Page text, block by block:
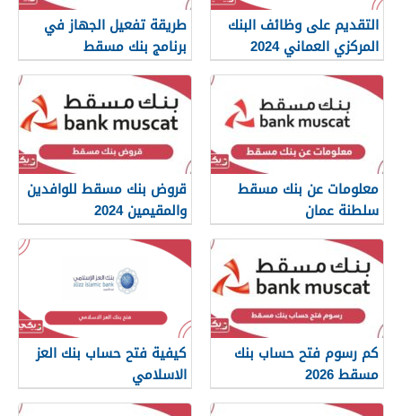
التقديم على وظائف البنك
المركزي العماني 2024
طريقة تفعيل الجهاز في
برنامج بنك مسقط
معلومات عن بنك مسقط
سلطنة عمان
قروض بنك مسقط للوافدين
والمقيمين 2024
كم رسوم فتح حساب بنك
مسقط 2026
كيفية فتح حساب بنك العز
الاسلامي